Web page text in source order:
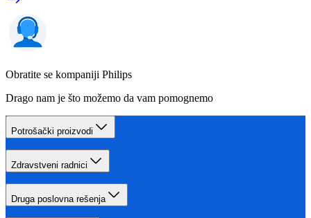
Obratite se kompaniji Philips
Drago nam je što možemo da vam pomognemo
Potrošački proizvodi
Zdravstveni radnici
Druga poslovna rešenja